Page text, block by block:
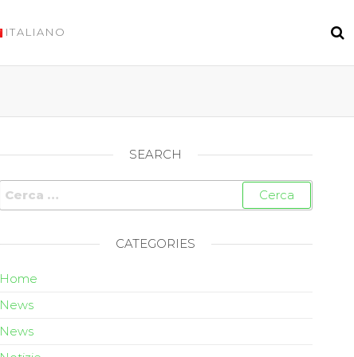
ITALIANO
SEARCH
CATEGORIES
Home
News
News